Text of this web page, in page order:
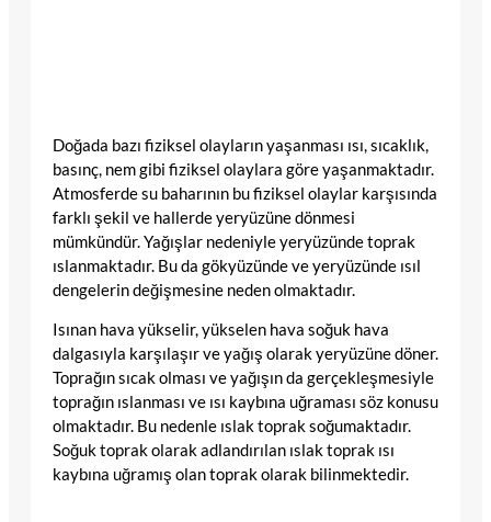
Doğada bazı fiziksel olayların yaşanması ısı, sıcaklık,
basınç, nem gibi fiziksel olaylara göre yaşanmaktadır.
Atmosferde su baharının bu fiziksel olaylar karşısında
farklı şekil ve hallerde yeryüzüne dönmesi
mümkündür. Yağışlar nedeniyle yeryüzünde toprak
ıslanmaktadır. Bu da gökyüzünde ve yeryüzünde ısıl
dengelerin değişmesine neden olmaktadır.
Isınan hava yükselir, yükselen hava soğuk hava
dalgasıyla karşılaşır ve yağış olarak yeryüzüne döner.
Toprağın sıcak olması ve yağışın da gerçekleşmesiyle
toprağın ıslanması ve ısı kaybına uğraması söz konusu
olmaktadır. Bu nedenle ıslak toprak soğumaktadır.
Soğuk toprak olarak adlandırılan ıslak toprak ısı
kaybına uğramış olan toprak olarak bilinmektedir.